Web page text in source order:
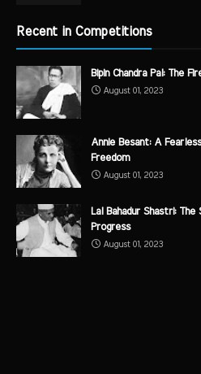
Recent in Competitions
Bipin Chandra Pal: The
August 01, 2023
Annie Besant: A
Freedom
August 01, 2023
Lal Bahadur Shastri:
Progress
August 01, 2023